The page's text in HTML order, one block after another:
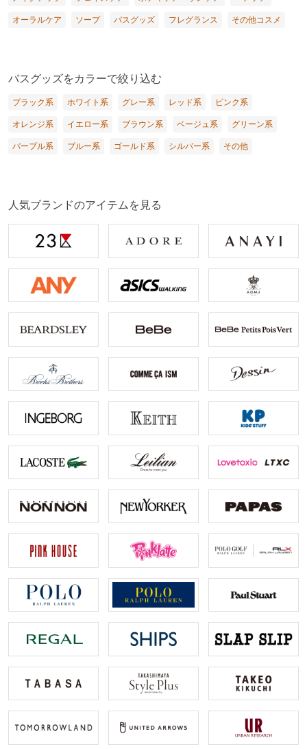
オーラルケア ソープ バスグッズ フレグランス その他コスメ
バスグッズをカラーで絞り込む
ブラック系 ホワイト系 グレー系 レッド系 ピンク系
オレンジ系 イエロー系 ブラウン系 ベージュ系 グリーン系
パープル系 ブルー系 ゴールド系 シルバー系 その他
人気ブランドのアイテムを見る